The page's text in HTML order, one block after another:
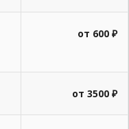
от 600 ₽
от 3500 ₽